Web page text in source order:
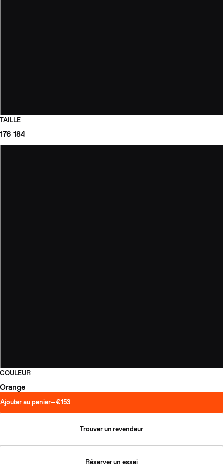
TAILLE
176 184
COULEUR
Orange
Ajouter au panier—€153
Trouver un revendeur
Réserver un essai